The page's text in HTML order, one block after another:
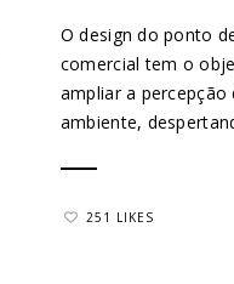
O design do ponto
comercial tem o
ampliar a
ambiente,
251 LIKES